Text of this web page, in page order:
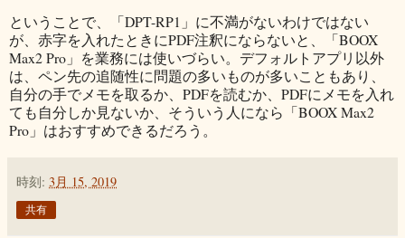
ということで、「DPT-RP1」に不満がないわけではない
が、赤字を入れたときにPDF注釈にならないと、「BOOX
Max2 Pro」を業務には使いづらい。デフォルトアプリ以外
は、ペン先の追随性に問題の多いものが多いこともあり、
自分の手でメモを取るか、PDFを読むか、PDFにメモを入れ
ても自分しか見ないか、そういう人になら「BOOX Max2
Pro」はおすすめできるだろう。
時刻: 3月 15, 2019
共有